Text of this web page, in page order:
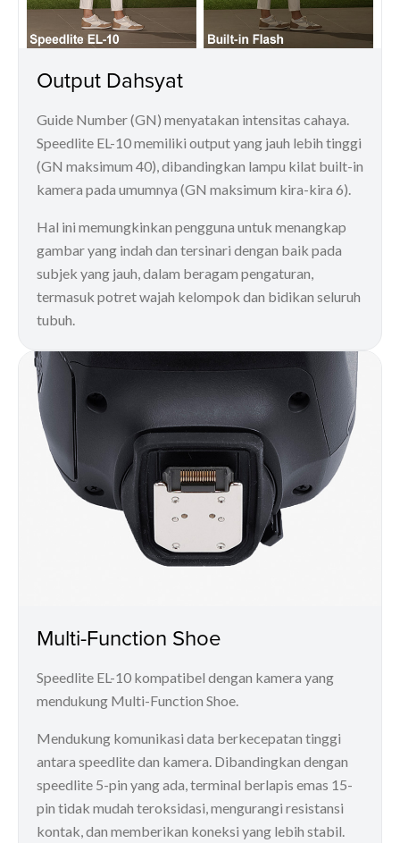
Output Dahsyat
Guide Number (GN) menyatakan intensitas cahaya.
Speedlite EL-10 memiliki output yang jauh lebih tinggi
(GN maksimum 40), dibandingkan lampu kilat built-in
kamera pada umumnya (GN maksimum kira-kira 6).
Hal ini memungkinkan pengguna untuk menangkap
gambar yang indah dan tersinari dengan baik pada
subjek yang jauh, dalam beragam pengaturan,
termasuk potret wajah kelompok dan bidikan seluruh
tubuh.
Multi-Function Shoe
Speedlite EL-10 kompatibel dengan kamera yang
mendukung Multi-Function Shoe.
Mendukung komunikasi data berkecepatan tinggi
antara speedlite dan kamera. Dibandingkan dengan
speedlite 5-pin yang ada, terminal berlapis emas 15-
pin tidak mudah teroksidasi, mengurangi resistansi
kontak, dan memberikan koneksi yang lebih stabil.